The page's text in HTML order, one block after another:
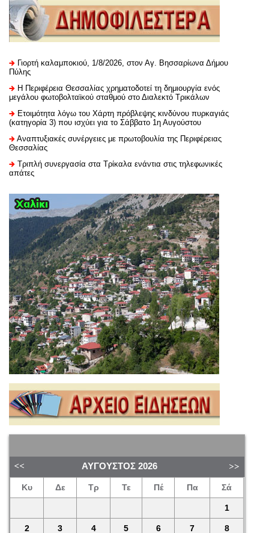
Γιορτή καλαμποκιού, 1/8/2026, στον Αγ. Βησσαρίωνα Δήμου
Πύλης
H Περιφέρεια Θεσσαλίας χρηματοδοτεί τη δημιουργία ενός
μεγάλου φωτοβολταϊκού σταθμού στο Διαλεκτό Τρικάλων
Ετοιμότητα λόγω του Χάρτη πρόβλεψης κινδύνου πυρκαγιάς
(κατηγορία 3) που ισχύει για το Σάββατο 1η Αυγούστου
Αναπτυξιακές συνέργειες με πρωτοβουλία της Περιφέρειας
Θεσσαλίας
Τριπλή συνεργασία στα Τρίκαλα ενάντια στις τηλεφωνικές
απάτες
ΑΎΓΟΥΣΤΟΣ 2026
Κυ Δε Τρ Τε Πέ Πα Σά
1
2 3 4 5 6 7 8